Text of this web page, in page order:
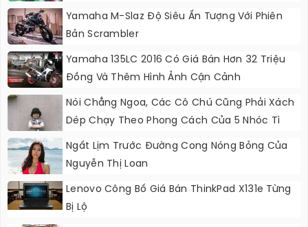
Yamaha M-Slaz Độ Siêu Ấn Tượng Với Phiên
Bản Scrambler
Yamaha 135LC 2016 Có Giá Bán Hơn 32 Triệu
Đồng Và Thêm Hình Ảnh Cận Cảnh
Nói Chẳng Ngoa, Các Cô Chú Cũng Phải Xách
Dép Chạy Theo Phong Cách Của 5 Nhóc Tì
Này
Ngất Lịm Trước Đường Cong Nóng Bỏng Của
Nguyễn Thị Loan
Lenovo Công Bố Giá Bán ThinkPad X131e Từng
Bị Lộ